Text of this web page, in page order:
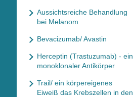
Aussichtsreiche Behandlung
bei Melanom
Bevacizumab/ Avastin
Herceptin (Trastuzumab) - ein
monoklonaler Antikörper
Trail/ ein körpereigenes
Eiweiß das Krebszellen in den